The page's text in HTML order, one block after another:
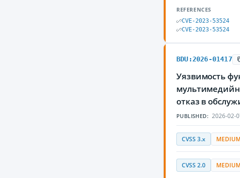
REFERENCES
CVE-2023-53524
CVE-2023-53524
BDU:2026-01417
Уязвимость
отказ в
PUBLISHED: 2026-02-
CVSS 3.x
CVSS 2.0